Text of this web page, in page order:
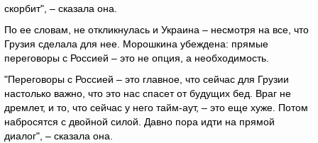
скорбит", – сказала она.
По ее словам, не откликнулась и Украина – несмотря на все, что
Грузия сделала для нее. Морошкина убеждена: прямые
переговоры с Россией – это не опция, а необходимость.
"Переговоры с Россией – это главное, что сейчас для Грузии
настолько важно, что это нас спасет от будущих бед. Враг не
дремлет, и то, что сейчас у него тайм-аут, – это еще хуже. Потом
набросятся с двойной силой. Давно пора идти на прямой
диалог", – сказала она.